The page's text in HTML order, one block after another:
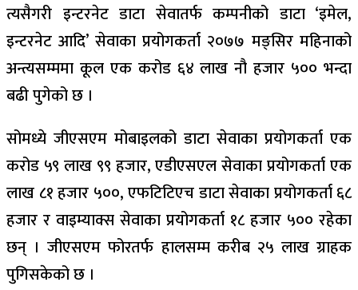
त्यसैगरी इन्टरनेट डाटा सेवातर्फ कम्पनीको डाटा ‘इमेल,
इन्टरनेट आदि’ सेवाका प्रयोगकर्ता २०७७ मङ्सिर महिनाको
अन्त्यसम्ममा कूल एक करोड ६४ लाख नौ हजार ५०० भन्दा
बढी पुगेको छ ।
सोमध्ये जीएसएम मोबाइलको डाटा सेवाका प्रयोगकर्ता एक
करोड ५९ लाख ९९ हजार, एडीएसएल सेवाका प्रयोगकर्ता एक
लाख ८१ हजार ५००, एफटिटिएच डाटा सेवाका प्रयोगकर्ता ६८
हजार र वाइम्याक्स सेवाका प्रयोगकर्ता १८ हजार ५०० रहेका
छन् । जीएसएम फोरतर्फ हालसम्म करीब २५ लाख ग्राहक
पुगिसकेको छ ।